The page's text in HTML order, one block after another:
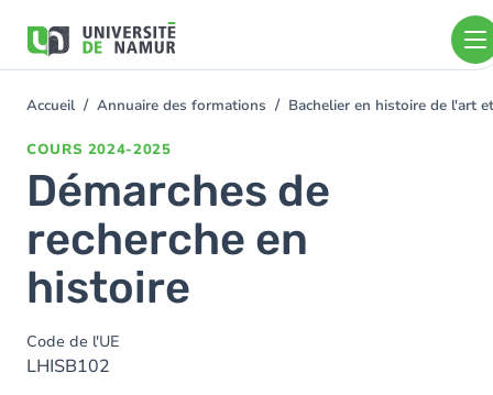
contenu
You
Accueil Annuaire des formations Bachelier en histoire de l'art
COURS 2024-2025
Démarches de
recherche en
histoire
Code de l'UE
LHISB102